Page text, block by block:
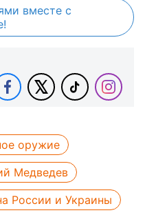
вместе с
оружие
Медведев
России и Украины